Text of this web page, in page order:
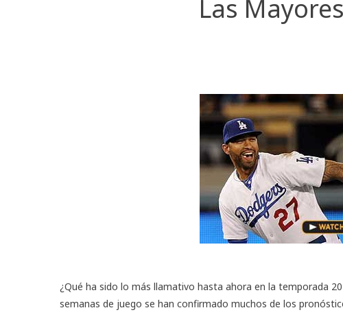
Las
¿Qué ha sido lo más llamativo hasta ahora en la temporada
semanas de juego se han confirmado muchos de los